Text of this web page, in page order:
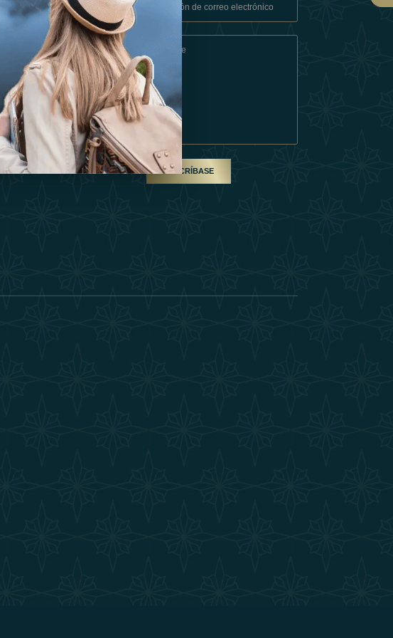
Términos Y Condiciones
Conviértase En Socio
Our Team
SUSCRÍBASE